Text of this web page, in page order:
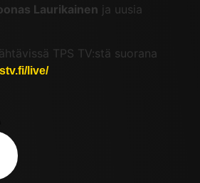
Laurikainen ja uusia
TPS TV:stä suorana
live/